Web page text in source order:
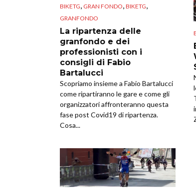
BIKETG, GRAN FONDO, BIKETG,
GRANFONDO
La ripartenza delle
granfondo e dei
professionisti con i
consigli di Fabio
Bartalucci
Scopriamo insieme a Fabio Bartalucci
come ripartiranno le gare e come gli
organizzatori affronteranno questa
fase post Covid19 di ripartenza.
Cosa...